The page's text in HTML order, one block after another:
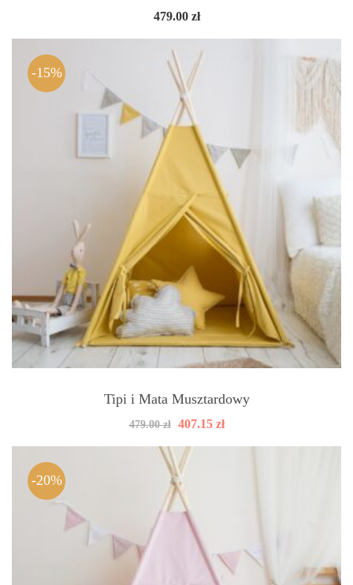
479.00 zł
-15%
Tipi i Mata Musztardowy
479.00zł
Pierwotna
wynosiła:
479.00 zł.
407.15 złAktualna
wynosi:
-20%